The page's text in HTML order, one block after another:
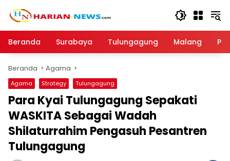
Beranda
Surabaya Tulungagung Malang
Beranda Agama
Agama Strategy Tulungagung
Para Kyai Tulungagung Sepakati
WASKITA Sebagai Wadah
Shilaturrahim Pengasuh Pesantren
Tulungagung